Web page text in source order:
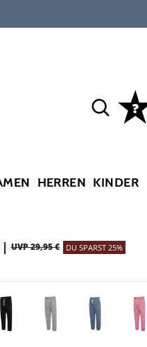
HERREN KINDER
| UVP 29,95 € DU SPARST 25%